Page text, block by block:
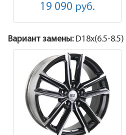
19 090 руб.
Вариант замены: D18x(6.5-8.5)